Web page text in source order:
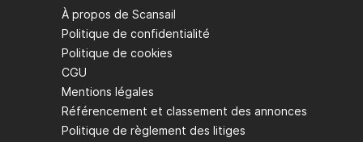
À propos de Scansail
Politique de confidentialité
Politique de cookies
CGU
Mentions légales
Référencement et classement des annonces
Politique de règlement des litiges